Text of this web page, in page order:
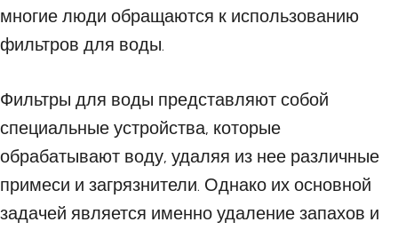
многие люди обращаются к использованию
фильтров для воды.
Фильтры для воды представляют собой
специальные устройства, которые
обрабатывают воду, удаляя из нее различные
примеси и загрязнители. Однако их основной
задачей является именно удаление запахов и